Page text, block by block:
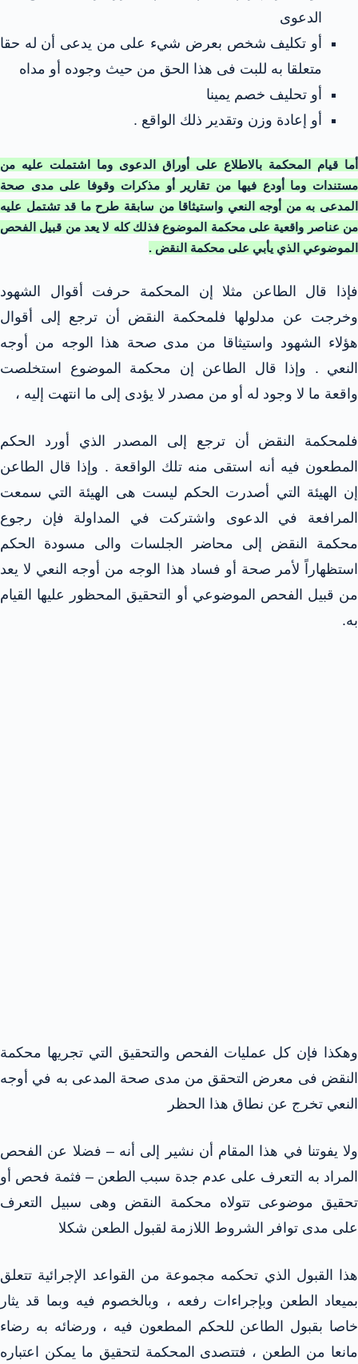
الدعوى
أو تكليف شخص بعرض شيء على من يدعى أن له حقا
متعلقا به للبت فى هذا الحق من حيث وجوده أو مداه
أو تحليف خصم يمينا
أو إعادة وزن وتقدير ذلك الواقع .
أما قيام المحكمة بالاطلاع على أوراق الدعوى وما اشتملت عليه من
مستندات وما أودع فيها من تقارير أو مذكرات وقوفا على مدى صحة
المدعى به من أوجه النعي واستيثاقا من سابقة طرح ما قد تشتمل عليه
من عناصر واقعية على محكمة الموضوع فذلك كله لا يعد من قبيل الفحص
الموضوعي الذي يأبي على محكمة النقض .
فإذا قال الطاعن مثلا إن المحكمة حرفت أقوال الشهود
وخرجت عن مدلولها فلمحكمة النقض أن ترجع إلى أقوال
هؤلاء الشهود واستيثاقا من مدى صحة هذا الوجه من أوجه
النعي . وإذا قال الطاعن إن محكمة الموضوع استخلصت
واقعة ما لا وجود له أو من مصدر لا يؤدى إلى ما انتهت إليه ،
فلمحكمة النقض أن ترجع إلى المصدر الذي أورد الحكم
المطعون فيه أنه استقى منه تلك الواقعة . وإذا قال الطاعن
إن الهيئة التي أصدرت الحكم ليست هى الهيئة التي سمعت
المرافعة في الدعوى واشتركت في المداولة فإن رجوع
محكمة النقض إلى محاضر الجلسات والى مسودة الحكم
استظهاراً لأمر صحة أو فساد هذا الوجه من أوجه النعي لا يعد
من قبيل الفحص الموضوعي أو التحقيق المحظور عليها القيام
به.
وهكذا فإن كل عمليات الفحص والتحقيق التي تجريها محكمة
النقض فى معرض التحقق من مدى صحة المدعى به في أوجه
النعي تخرج عن نطاق هذا الحظر
ولا يفوتنا في هذا المقام أن نشير إلى أنه – فضلا عن الفحص
المراد به التعرف على عدم جدة سبب الطعن – فثمة فحص أو
تحقيق موضوعی تتولاه محكمة النقض وهى سبيل التعرف
على مدى توافر الشروط اللازمة لقبول الطعن شكلا
هذا القبول الذي تحكمه مجموعة من القواعد الإجرائية تتعلق
بميعاد الطعن وبإجراءات رفعه ، وبالخصوم فيه وبما قد يثار
خاصا بقبول الطاعن للحكم المطعون فيه ، ورضائه به رضاء
مانعا من الطعن ، فتتصدى المحكمة لتحقيق ما يمكن اعتباره